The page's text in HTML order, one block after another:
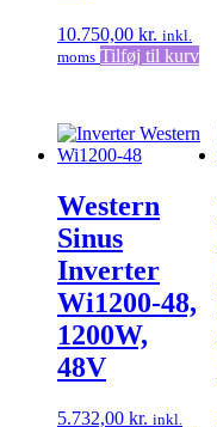
10.750,00 kr. inkl.
moms Tilføj til kurv
Western
Sinus
Inverter
Wi1200-48,
1200W,
48V
5.732,00 kr. inkl.